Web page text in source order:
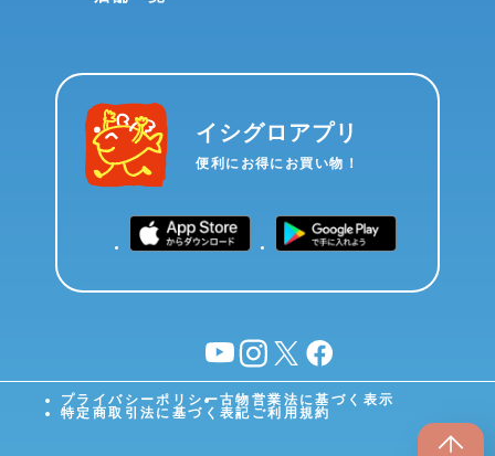
イシグロアプリ
便利にお得にお買い物！
YouTubeinstagram
X facebook
プライバシーポリシー古物営業法に基づく表示
特定商取引法に基づく表記 ご利用規約